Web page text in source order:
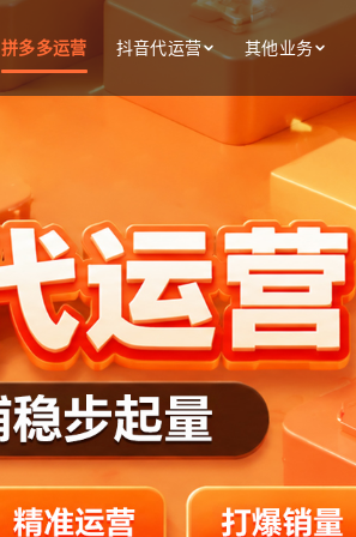
拼多多运营 抖音代运营 其他业务